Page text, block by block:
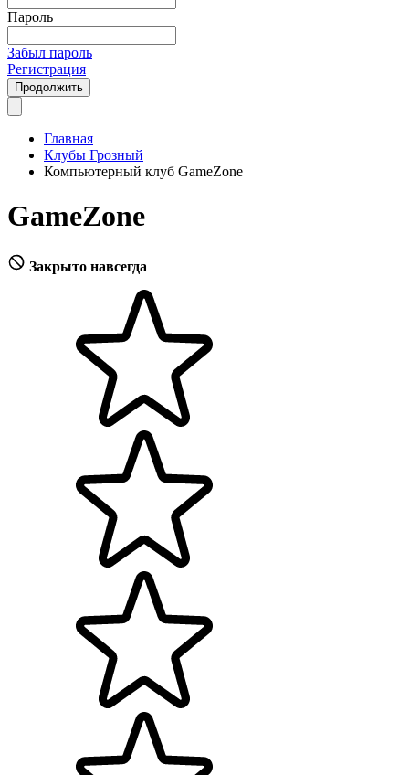
Пароль
Забыл пароль
Регистрация
Продолжить
Главная
Клубы Грозный
Компьютерный клуб GameZone
GameZone
Закрыто навсегда